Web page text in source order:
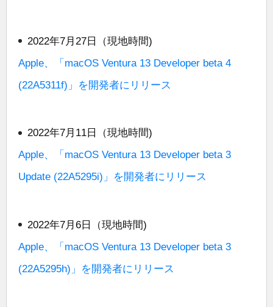
2022年7月27日（現地時間)
Apple、「macOS Ventura 13 Developer beta 4
(22A5311f)」を開発者にリリース
2022年7月11日（現地時間)
Apple、「macOS Ventura 13 Developer beta 3
Update (22A5295i)」を開発者にリリース
2022年7月6日（現地時間)
Apple、「macOS Ventura 13 Developer beta 3
(22A5295h)」を開発者にリリース